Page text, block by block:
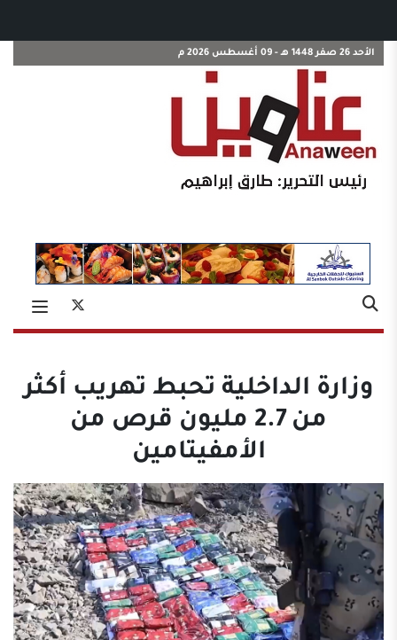
الأحد 26 صفر 1448 هـ - 09 أغسطس 2026 م
وزارة الداخلية تحبط تهريب أكثر
من 2.7 مليون قرص من
الأمفيتامين